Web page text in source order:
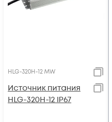
HLG-320H-12 MW
Источник питания
HLG-320H-12 IP67